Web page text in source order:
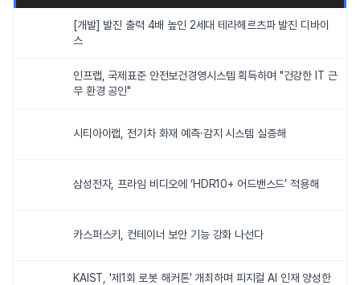
[개발] 발진 출력 4배 높인 2세대 테라헤르츠파 발진 디바이
스
인프랩, 국제표준 안전보건경영시스템 획득하며 "건강한 IT 근
무 환경 공인"
시티아이랩, 전기차 화재 예측·감지 시스템 실증해
삼성전자, 프라임 비디오에 ‘HDR10+ 어드밴스드’ 적용해
카스퍼스키, 컨테이너 보안 기능 강화 나선다
KAIST, '제1회 로봇 해커톤' 개최하며 피지컬 AI 인재 양성한